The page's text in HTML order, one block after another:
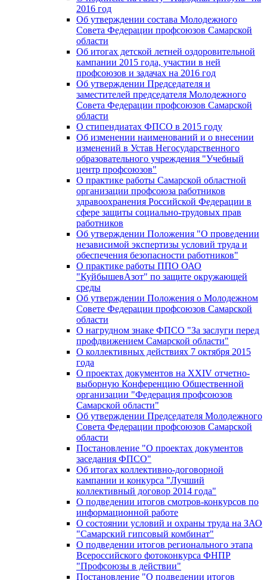
2016 год
Об утверждении состава Молодежного
Совета Федерации профсоюзов Самарской
области
Об итогах детской летней оздоровительной
кампании 2015 года, участии в ней
профсоюзов и задачах на 2016 год
Об утверждении Председателя и
заместителей председателя Молодежного
Совета Федерации профсоюзов Самарской
области
О стипендиатах ФПСО в 2015 году
Об изменении наименований и о внесении
изменений в Устав Негосударственного
образовательного учреждения "Учебный
центр профсоюзов"
О практике работы Самарской областной
организации профсоюза работников
здравоохранения Российской Федерации в
сфере защиты социально-трудовых прав
работников
Об утверждении Положения "О проведении
независимой экспертизы условий труда и
обеспечения безопасности работников"
О практике работы ППО ОАО
"КуйбышевАзот" по защите окружающей
среды
Об утверждении Положения о Молодежном
Совете Федерации профсоюзов Самарской
области
О нагрудном знаке ФПСО "За заслуги перед
профдвижением Самарской области"
О коллективных действиях 7 октября 2015
года
О проектах документов на XXIV отчетно-
выборную Конференцию Общественной
организации "Федерация профсоюзов
Самарской области"
Об утверждении Председателя Молодежного
Совета Федерации профсоюзов Самарской
области
Постановление "О проектах документов
заседания ФПСО"
Об итогах коллективно-договорной
кампании и конкурса "Лучший
коллективный договор 2014 года"
О подведении итогов смотров-конкурсов по
информационной работе
О состоянии условий и охраны труда на ЗАО
"Самарский гипсовый комбинат"
О подведении итогов регионального этапа
Всероссийского фотоконкурса ФНПР
"Профсоюзы в действии"
Постановление "О подведении итогов